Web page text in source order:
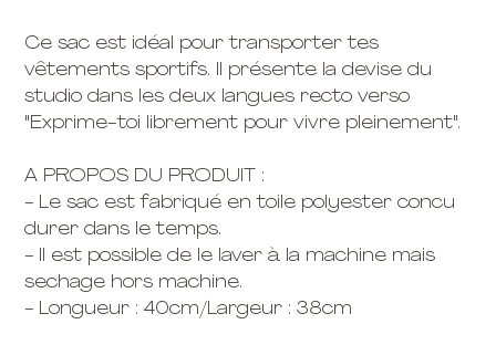
Ce sac est idéal pour transporter tes
vêtements sportifs. Il présente la devise du
studio dans les deux langues recto verso
"Exprime-toi librement pour vivre pleinement".
A PROPOS DU PRODUIT :
- Le sac est fabriqué en toile polyester concu
durer dans le temps.
- Il est possible de le laver à la machine mais
sechage hors machine.
- Longueur : 40cm/Largeur : 38cm